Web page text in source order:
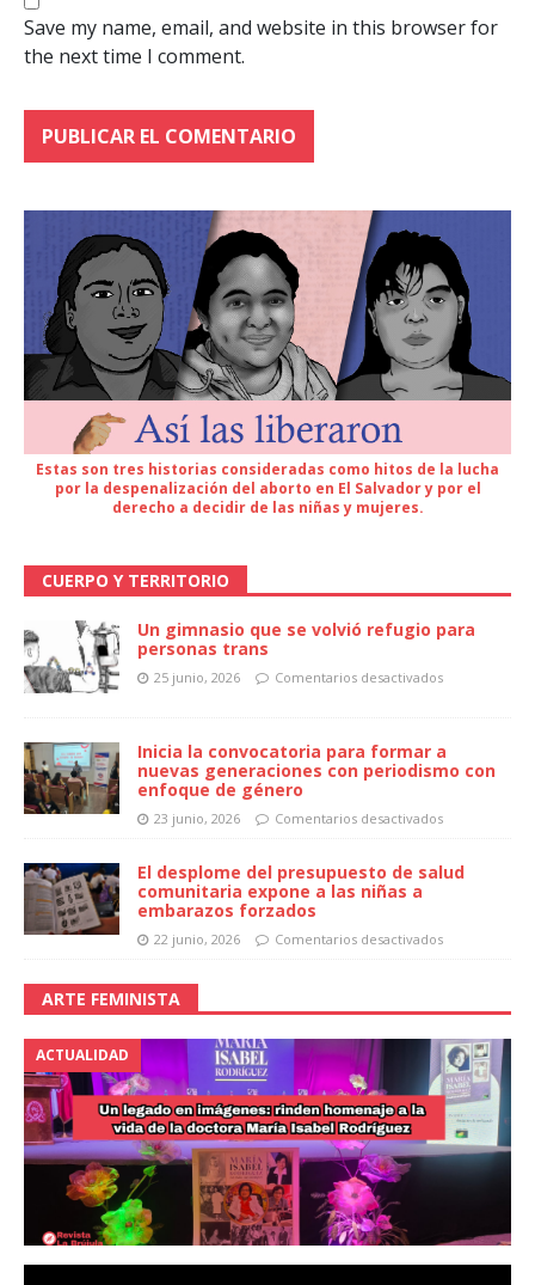
Save my name, email, and website in this browser for
the next time I comment.
Estas son tres historias consideradas como hitos de la lucha
por la despenalización del aborto en El Salvador y por el
derecho a decidir de las niñas y mujeres.
CUERPO Y TERRITORIO
Un gimnasio que se volvió refugio para
personas trans
25 junio, 2026 Comentarios desactivados
Inicia la convocatoria para formar a
nuevas generaciones con periodismo con
enfoque de género
23 junio, 2026 Comentarios desactivados
El desplome del presupuesto de salud
comunitaria expone a las niñas a
embarazos forzados
22 junio, 2026 Comentarios desactivados
ARTE FEMINISTA
ACTUALIDAD